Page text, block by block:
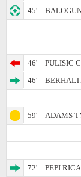
45'
46'
PULISIC
46'
59'
ADAMS
72'
PEPI